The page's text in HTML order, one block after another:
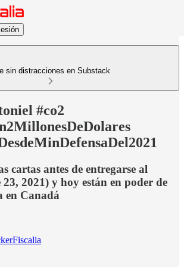
sin distracciones en Substack
#co2
cartas antes de entregarse al
2021) y hoy están en poder de
en Canadá